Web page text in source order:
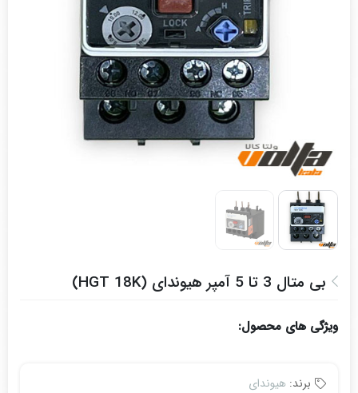
بی متال 3 تا 5 آمپر هیوندای (HGT 18K)
ویژگی های محصول:
برند: هیوندای